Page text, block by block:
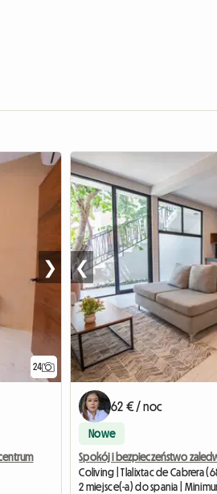
24
❯ ❮
62 € / noc
Nowe
Spokój i bezpieczeństwo
Coliving | Tlalixtac de Cabrera
2 miejsce(-a) do spania |